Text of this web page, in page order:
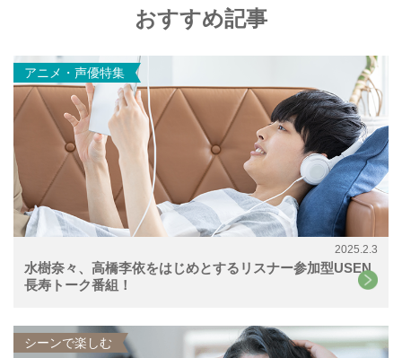
おすすめ記事
2025.2.3
水樹奈々、高橋李依をはじめとするリスナー参加型USEN
長寿トーク番組！
アニメ・声優特集
シーンで楽しむ